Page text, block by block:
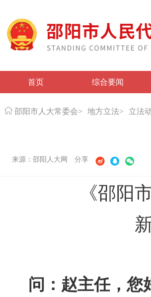
首页 综合要闻
邵阳市人大常委会> 地方立法> 立法
来源：邵阳人大网 分享
《邵阳
问：赵主任，您